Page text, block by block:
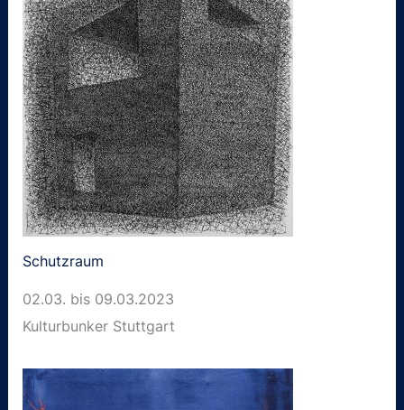
Schutzraum
02.03. bis 09.03.2023
Kulturbunker Stuttgart